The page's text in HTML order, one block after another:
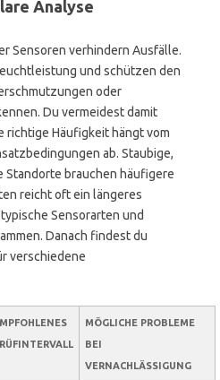
Analyse
Sensoren verhindern Ausfälle.
und schützen den
oder
Du vermeidest damit
richtige Häufigkeit hängt vom
ab. Staubige,
Standorte brauchen häufigere
reicht oft ein längeres
Sensorarten und
Danach findest du
verschiedene
MÖGLICHE PROBLEME
BEI
VERNACHLÄSSIGUNG